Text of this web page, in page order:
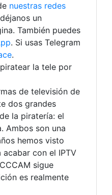
nuestras redes
un
También puedes
. Si usas Telegram
.
la tele por
de televisión de
dos grandes
la piratería: el
Ambos son una
hemos visto
con el IPTV
sigue
es realmente